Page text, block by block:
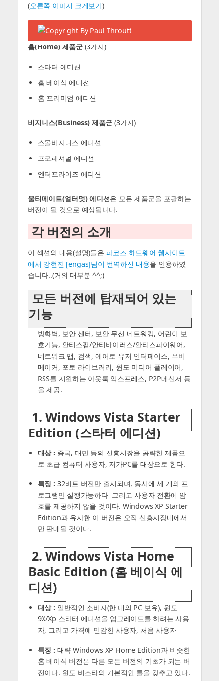
(오른쪽 이미지 크게보기)
홈(Home) 제품군(3가지)
스타터 에디션
홈 베이식 에디션
홈 프리미엄 에디션
비지니스(Business) 제품군(3가지)
스몰비지니스 에디션
프로페셔널 에디션
엔터프라이즈 에디션
울티메이트(얼터멋) 에디션은 모든 제품군을 포괄하는
버전이 될 것으로 예상됩니다.
각 버전의 소개
이 섹션의 내용(설명)들은 파코즈 하드웨어 웹사이트
에서 강현진 [engas]님이 번역하신 내용을 인용하였
습니다..(거의 대부분 ^^;)
모든 버전에 탑재되어 있는
기능
방화벽, 보안 센터, 보안 무선 네트워킹, 어린이 보
호기능, 안티스팸/안티바이러스/안티스파이웨어,
네트워크 맵, 검색, 에어로 유저 인터페이스, 무비
메이커, 포토 라이브러리, 윈도 미디어 플레이어,
RSS를 지원하는 아웃룩 익스프레스, P2P메신저 등
을 제공.
1. Windows Vista Starter
Edition (스타터 에디션)
대상 : 중국, 대만 등의 신흥시장을 공략한 제품으
로 초급 컴퓨터 사용자, 저가PC를 대상으로 한다.
특징 : 32비트 버전만 출시되며, 동시에 세 개의 프
로그램만 실행가능하다. 그리고 사용자 전환에 암
호를 제공하지 않을 것이다. Windows XP Starter
Edition과 유사한 이 버전은 오직 신흥시장내에서
만 판매될 것이다.
2. Windows Vista Home
Basic Edition (홈 베이식 에
디션)
대상 : 일반적인 소비자(한 대의 PC 보유), 윈도
9X/Xp 스타터 에디션을 업그레이드를 하려는 사용
자, 그리고 가격에 민감한 사용자, 처음 사용자
특징 :대략 Windows XP Home Edition과 비슷한
홈 베이식 버전은 다른 모든 버전의 기초가 되는 버
전이다. 윈도 비스타의 기본적인 틀을 갖추고 있다.